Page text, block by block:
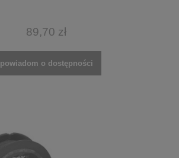
89,70 zł
powiadom o dostępności